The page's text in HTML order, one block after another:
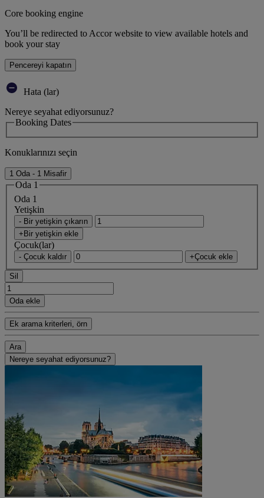
Core booking engine
You’ll be redirected to Accor website to view available hotels and
book your stay
Pencereyi kapatın
Hata (lar)
Nereye seyahat ediyorsunuz?
Booking Dates
Konuklarınızı seçin
1 Oda - 1 Misafir
Oda 1
Oda 1
Yetişkin
- Bir yetişkin çıkarın
+Bir yetişkin ekle
Çocuk(lar)
- Çocuk kaldır +Çocuk ekle
Sil
Oda ekle
Ek arama kriterleri, örn
Ara
Nereye seyahat ediyorsunuz?